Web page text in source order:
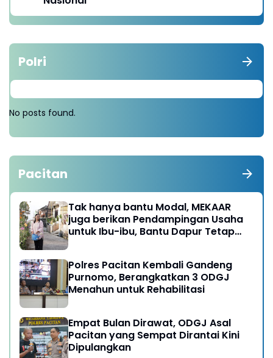
Polri
No posts found.
Pacitan
Tak hanya bantu Modal, MEKAAR
juga berikan Pendampingan Usaha
untuk Ibu-ibu, Bantu Dapur Tetap
Polres Pacitan Kembali Gandeng
Purnomo, Berangkatkan 3 ODGJ
Menahun untuk Rehabilitasi
Empat Bulan Dirawat, ODGJ Asal
Pacitan yang Sempat Dirantai Kini
Dipulangkan